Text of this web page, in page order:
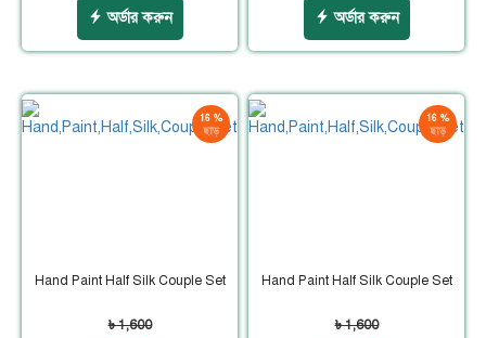
অর্ডার করুন অর্ডার করুন
16 %
ছাড়
Hand Paint Half Silk Couple Set
৳ 1,600
16 %
ছাড়
Hand Paint Half Silk Couple Set
৳ 1,600